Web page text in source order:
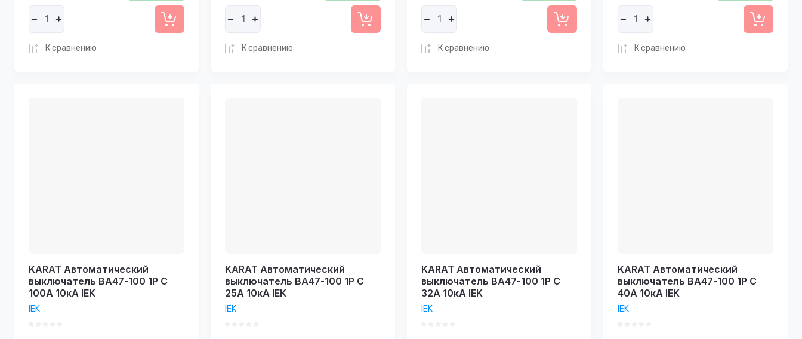
К сравнению К сравнению К сравнению К сравнению
KARAT Автоматический
выключатель ВА47-100 1P C
100А 10кА IEK
IEK
KARAT Автоматический
выключатель ВА47-100 1P C
25А 10кА IEK
IEK
KARAT Автоматический
выключатель ВА47-100 1P C
32А 10кА IEK
IEK
KARAT Автоматический
выключатель ВА47-100 1P C
40А 10кА IEK
IEK